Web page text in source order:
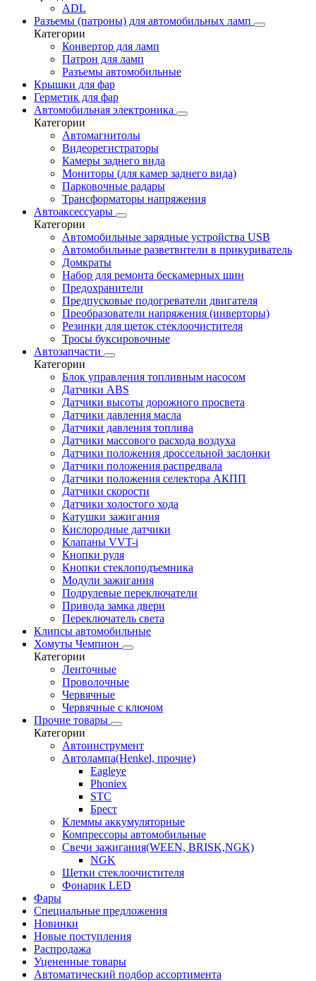
ADL
Разъемы (патроны) для автомобильных ламп
Категории
Конвертор для ламп
Патрон для ламп
Разъемы автомобильные
Крышки для фар
Герметик для фар
Автомобильная электроника
Категории
Автомагнитолы
Видеорегистраторы
Камеры заднего вида
Мониторы (для камер заднего вида)
Парковочные радары
Трансформаторы напряжения
Автоаксессуары
Категории
Автомобильные зарядные устройства USB
Автомобильные разветвители в прикуриватель
Домкраты
Набор для ремонта бескамерных шин
Предохранители
Предпусковые подогреватели двигателя
Преобразователи напряжения (инверторы)
Резинки для щеток стеклоочистителя
Тросы буксировочные
Автозапчасти
Категории
Блок управления топливным насосом
Датчики ABS
Датчики высоты дорожного просвета
Датчики давления масла
Датчики давления топлива
Датчики массового расхода воздуха
Датчики положения дроссельной заслонки
Датчики положения распредвала
Датчики положения селектора АКПП
Датчики скорости
Датчики холостого хода
Катушки зажигания
Кислородные датчики
Клапаны VVT-i
Кнопки руля
Кнопки стеклоподъемника
Модули зажигания
Подрулевые переключатели
Привода замка двери
Переключатель света
Клипсы автомобильные
Хомуты Чемпион
Категории
Ленточные
Проволочные
Червячные
Червячные с ключом
Прочие товары
Категории
Автоинструмент
Автолампа(Henkel, прочие)
Eagleye
Phoniex
STC
Брест
Клеммы аккумуляторные
Компрессоры автомобильные
Свечи зажигания(WEEN, BRISK,NGK)
NGK
Щетки стеклоочистителя
Фонарик LED
Фары
Специальные предложения
Новинки
Новые поступления
Распродажа
Уцененные товары
Автоматический подбор ассортимента